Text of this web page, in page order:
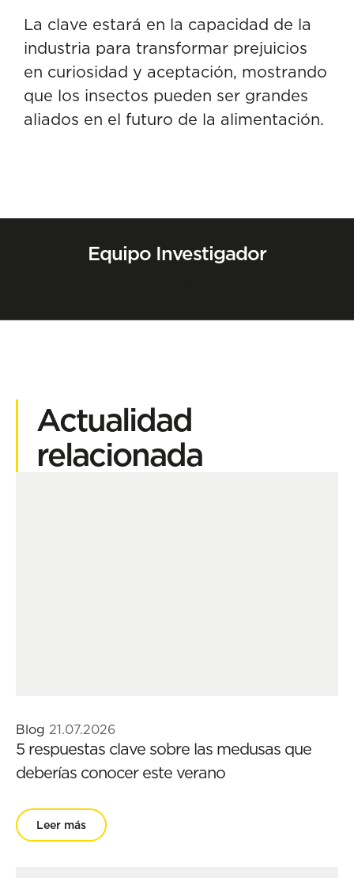
La clave estará en la capacidad de la
industria para transformar prejuicios
en curiosidad y aceptación, mostrando
que los insectos pueden ser grandes
aliados en el futuro de la alimentación.
Equipo Investigador
Actualidad
relacionada
Blog 21.07.2026
5 respuestas clave sobre las medusas que
deberías conocer este verano
Leer más